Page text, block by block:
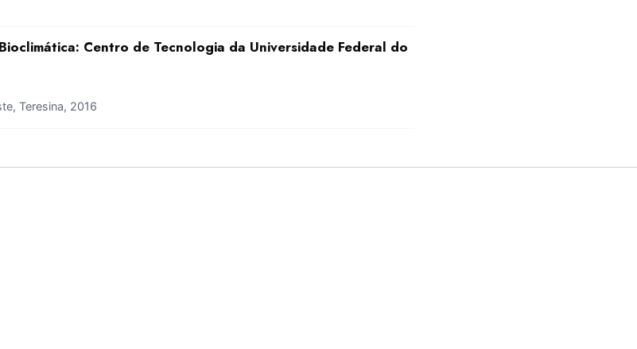
Centro de Tecnologia da Universidade Federal do
Teresina, 2016